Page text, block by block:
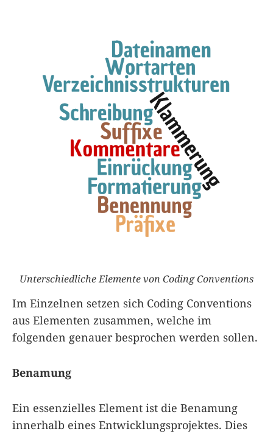
Unterschiedliche Elemente von Coding Conventions
Im Einzelnen setzen sich Coding Conventions
aus Elementen zusammen, welche im
folgenden genauer besprochen werden sollen.
Benamung
Ein essenzielles Element ist die Benamung
innerhalb eines Entwicklungsprojektes. Dies